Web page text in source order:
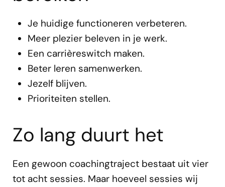
Je huidige functioneren verbeteren.
Meer plezier beleven in je werk.
Een carrièreswitch maken.
Beter leren samenwerken.
Jezelf blijven.
Prioriteiten stellen.
Zo lang duurt het
Een gewoon coachingtraject bestaat uit vier
tot acht sessies. Maar hoeveel sessies wij